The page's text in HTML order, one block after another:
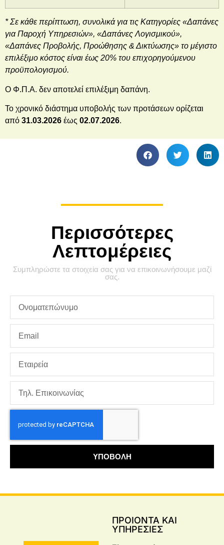
* Σε κάθε περίπτωση, συνολικά για τις Κατηγορίες «Δαπάνες
για Παροχή Υπηρεσιών», «Δαπάνες Λογισμικού»,
«Δαπάνες Προβολής, Προώθησης & Δικτύωσης» το μέγιστο
επιλέξιμο κόστος είναι έως 20% του επιχορηγούμενου
προϋπολογισμού.
Ο Φ.Π.Α. δεν αποτελεί επιλέξιμη δαπάνη.
Το χρονικό διάστημα υποβολής των προτάσεων ορίζεται
από 31.03.2026 έως 02.07.2026.
Περισσότερες
Λεπτομέρειες
Συμπληρώστε τα στοιχεία σας για να επικοινωνήσουμε μαζί
σας.
ΥΠΟΒΟΛΗ
ΠΡΟΙΟΝΤΑ ΚΑΙ
ΥΠΗΡΕΣΙΕΣ